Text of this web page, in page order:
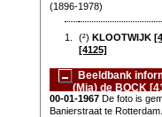
(1896-1978)
1. (²)KLOOTWIJK
[4125]
Beeldbank
(Mia) de BOCK
00-01-1967 De foto is
Banierstraat te Rotterdam.